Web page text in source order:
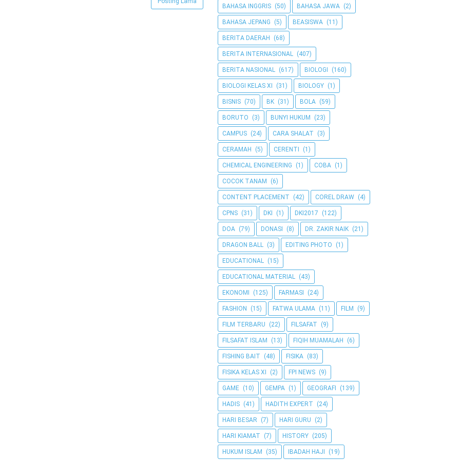
BAHASA INGGRIS (50) BAHASA JAWA (2)
BAHASA JEPANG (5) BEASISWA (11)
BERITA DAERAH (68)
BERITA INTERNASIONAL (407)
BERITA NASIONAL (617) BIOLOGI (160)
BIOLOGI KELAS XI (31) BIOLOGY (1)
BISNIS (70) BK (31) BOLA (59)
BORUTO (3) BUNYI HUKUM (23)
CAMPUS (24) CARA SHALAT (3)
CERAMAH (5) CERENTI (1)
CHEMICAL ENGINEERING (1) COBA (1)
COCOK TANAM (6)
CONTENT PLACEMENT (42) COREL DRAW (4)
CPNS (31) DKI (1) DKI2017 (122)
DOA (79) DONASI (8) DR. ZAKIR NAIK (21)
DRAGON BALL (3) EDITING PHOTO (1)
EDUCATIONAL (15)
EDUCATIONAL MATERIAL (43)
EKONOMI (125) FARMASI (24)
FASHION (15) FATWA ULAMA (11) FILM (9)
FILM TERBARU (22) FILSAFAT (9)
FILSAFAT ISLAM (13) FIQIH MUAMALAH (6)
FISHING BAIT (48) FISIKA (83)
FISIKA KELAS XI (2) FPI NEWS (9)
GAME (10) GEMPA (1) GEOGRAFI (139)
HADIS (41) HADITH EXPERT (24)
HARI BESAR (7) HARI GURU (2)
HARI KIAMAT (7) HISTORY (205)
HUKUM ISLAM (35) IBADAH HAJI (19)